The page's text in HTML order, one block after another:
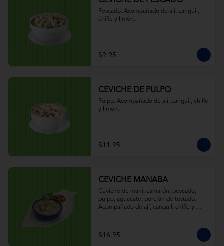
Pescado. Acompañado de ají, canguil,
chifle y limón.
$9.95
CEVICHE DE PULPO
Pulpo. Acompañado de ají, canguil, chifle
y limón.
$11.95
CEVICHE MANABA
Ceviche de maní, camarón, pescado,
pulpo, aguacate, porción de tostado.
Acompañado de ají, canguil, chifle y
$16.95